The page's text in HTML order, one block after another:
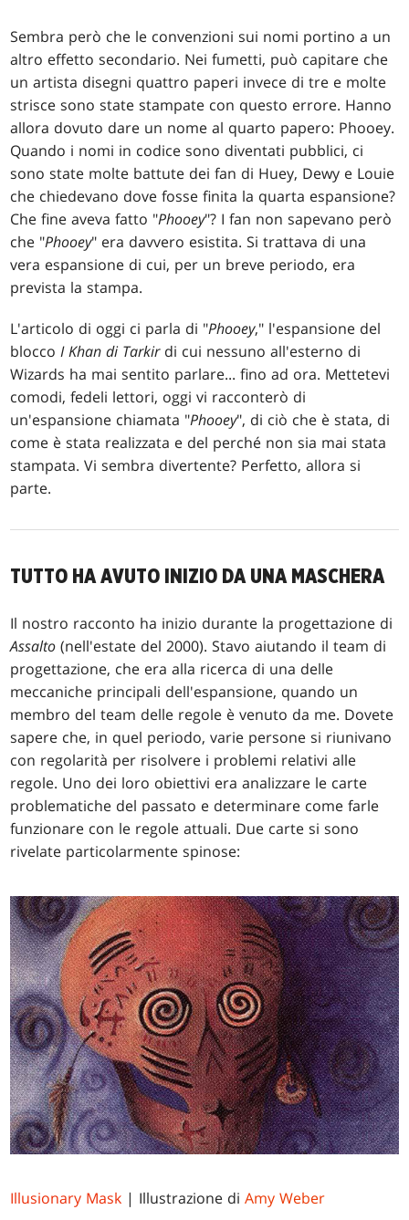
Sembra però che le convenzioni sui nomi portino a un
altro effetto secondario. Nei fumetti, può capitare che
un artista disegni quattro paperi invece di tre e molte
strisce sono state stampate con questo errore. Hanno
allora dovuto dare un nome al quarto papero: Phooey.
Quando i nomi in codice sono diventati pubblici, ci
sono state molte battute dei fan di Huey, Dewy e Louie
che chiedevano dove fosse finita la quarta espansione?
Che fine aveva fatto "Phooey"? I fan non sapevano però
che "Phooey" era davvero esistita. Si trattava di una
vera espansione di cui, per un breve periodo, era
prevista la stampa.
L'articolo di oggi ci parla di "Phooey," l'espansione del
bloccoI Khan di Tarkirdi cui nessuno all'esterno di
Wizards ha mai sentito parlare... fino ad ora. Mettetevi
comodi, fedeli lettori, oggi vi racconterò di
un'espansione chiamata "Phooey", di ciò che è stata, di
come è stata realizzata e del perché non sia mai stata
stampata. Vi sembra divertente? Perfetto, allora si
parte.
TUTTO HA AVUTO INIZIO DA UNA MASCHERA
Il nostro racconto ha inizio durante la progettazione di
Assalto (nell'estate del 2000). Stavo aiutando il team di
progettazione, che era alla ricerca di una delle
meccaniche principali dell'espansione, quando un
membro del team delle regole è venuto da me. Dovete
sapere che, in quel periodo, varie persone si riunivano
con regolarità per risolvere i problemi relativi alle
regole. Uno dei loro obiettivi era analizzare le carte
problematiche del passato e determinare come farle
funzionare con le regole attuali. Due carte si sono
rivelate particolarmente spinose:
Illusionary Mask | Illustrazione diAmy Weber